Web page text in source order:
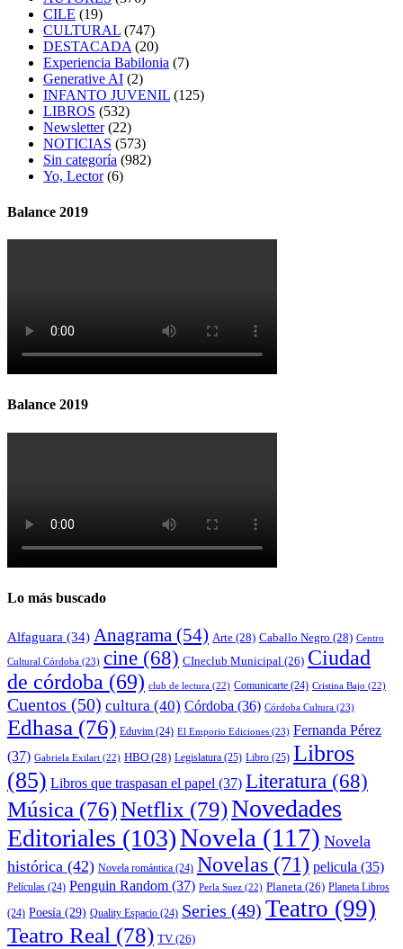
CILE (19)
CULTURAL (747)
DESTACADA(20)
Experiencia Babilonia (7)
Generative AI (2)
INFANTO JUVENIL (125)
LIBROS (532)
Newsletter(22)
NOTICIAS (573)
Sin categoría (982)
Yo, Lector(6)
Balance 2019
Balance 2019
Lo más buscado
Alfaguara (34) Anagrama (54) Arte (28) Caballo Negro (28) Centro
Cultural Córdoba (23) cine (68) CIneclub Municipal (26) Ciudad
de córdoba (69) club de lectura (22) Comunicarte (24) Cristina Bajo (22)
Cuentos (50) cultura (40) Córdoba (36) Córdoba Cultura (23)
Edhasa (76) Eduvim (24) El Emporio Ediciones (23) Fernanda Pérez
(37) Gabriela Exilart (22) HBO (28) Legislatura (25) Libro (25) Libros
(85) Libros que traspasan el papel (37) Literatura (68)
Música (76)Netflix (79)Novedades
Editoriales (103)Novela (117) Novela
histórica (42) Novela romántica (24) Novelas (71) pelicula (35)
Películas (24) Penguin Random (37) Perla Suez (22) Planeta (26) Planeta Libros
(24) Poesía (29) Quality Espacio (24) Series (49) Teatro (99)
Teatro Real (78) TV (26)